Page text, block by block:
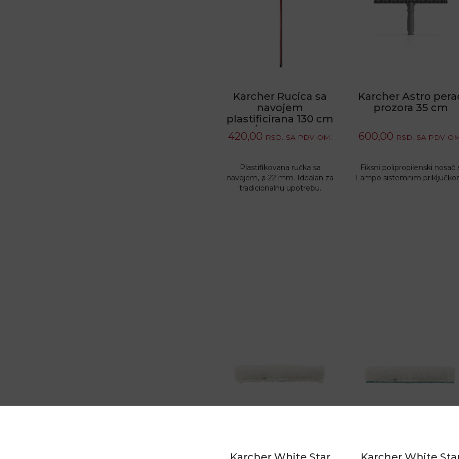
Karcher Rucica sa
navojem
plastificirana 130 cm
/ D 22 mm
420,00 RSD. SA PDV-OM.
Plastifikovana ručka sa
navojem, ø 22 mm. Idealan za
tradicionalnu upotrebu.
Karcher Astro
prozora 35 cm
600,00 RSD. SA PDV-
Fiksni polipropilenski nosač
Lampo sistemnim